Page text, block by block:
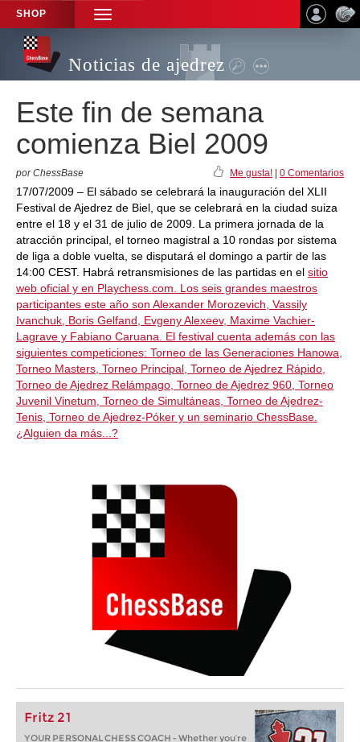
SHOP
TOGGLE
NAVIGATION
Noticias de ajedrez
Este fin de semana
comienza Biel 2009
por ChessBase Me gusta! 0 Comentarios
17/07/2009 – El sábado se celebrará la inauguración del XLII
Festival de Ajedrez de Biel, que se celebrará en la ciudad suiza
entre el 18 y el 31 de julio de 2009. La primera jornada de la
atracción principal, el torneo magistral a 10 rondas por sistema
de liga a doble vuelta, se disputará el domingo a partir de las
14:00 CEST. Habrá retransmisiones de las partidas en el sitio
web oficial y en Playchess.com. Los seis grandes maestros
participantes este año son Alexander Morozevich, Vassily
Ivanchuk, Boris Gelfand, Evgeny Alexeev, Maxime Vachier-
Lagrave y Fabiano Caruana. El festival cuenta además con las
siguientes competiciones: Torneo de las Generaciones Hanowa,
Torneo Masters, Torneo Principal, Torneo de Ajedrez Rápido,
Torneo de Ajedrez Relámpago, Torneo de Ajedrez 960, Torneo
Juvenil Vinetum, Torneo de Simultáneas, Torneo de Ajedrez-
Tenis, Torneo de Ajedrez-Póker y un seminario ChessBase.
¿Alguien da más...?
Fritz 21
YOUR PERSONAL CHESS COACH - Whether you’re